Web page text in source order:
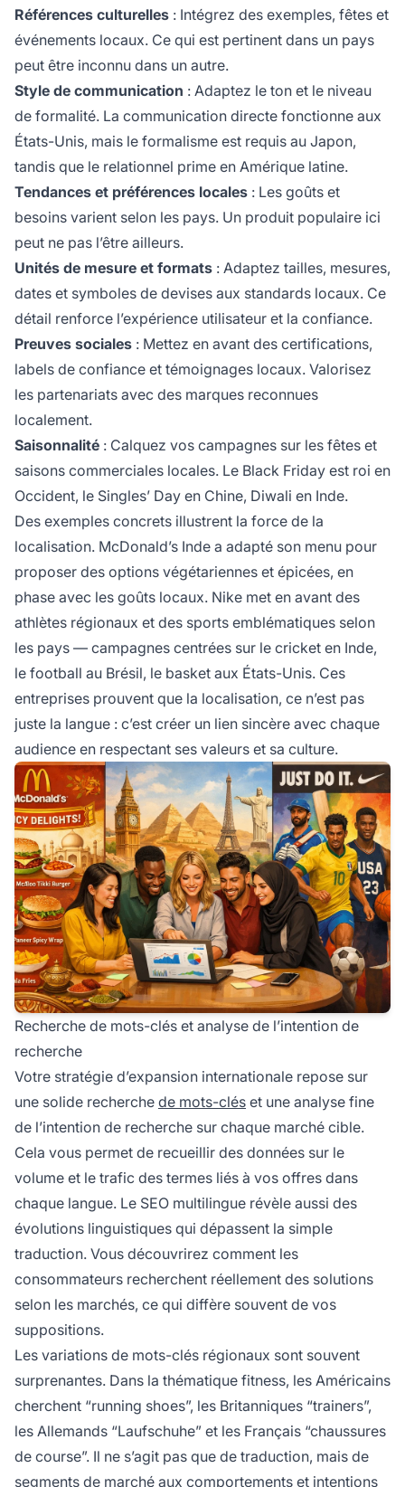
Références culturelles : Intégrez des exemples, fêtes et
événements locaux. Ce qui est pertinent dans un pays
peut être inconnu dans un autre.
Style de communication : Adaptez le ton et le niveau
de formalité. La communication directe fonctionne aux
États-Unis, mais le formalisme est requis au Japon,
tandis que le relationnel prime en Amérique latine.
Tendances et préférences locales : Les goûts et
besoins varient selon les pays. Un produit populaire ici
peut ne pas l’être ailleurs.
Unités de mesure et formats : Adaptez tailles, mesures,
dates et symboles de devises aux standards locaux. Ce
détail renforce l’expérience utilisateur et la confiance.
Preuves sociales : Mettez en avant des certifications,
labels de confiance et témoignages locaux. Valorisez
les partenariats avec des marques reconnues
localement.
Saisonnalité : Calquez vos campagnes sur les fêtes et
saisons commerciales locales. Le Black Friday est roi en
Occident, le Singles’ Day en Chine, Diwali en Inde.
Des exemples concrets illustrent la force de la
localisation. McDonald’s Inde a adapté son menu pour
proposer des options végétariennes et épicées, en
phase avec les goûts locaux. Nike met en avant des
athlètes régionaux et des sports emblématiques selon
les pays — campagnes centrées sur le cricket en Inde,
le football au Brésil, le basket aux États-Unis. Ces
entreprises prouvent que la localisation, ce n’est pas
juste la langue : c’est créer un lien sincère avec chaque
audience en respectant ses valeurs et sa culture.
Recherche de mots-clés et analyse de l’intention de
recherche
Votre stratégie d’expansion internationale repose sur
une solide recherche de mots-clés et une analyse fine
de l’intention de recherche sur chaque marché cible.
Cela vous permet de recueillir des données sur le
volume et le trafic des termes liés à vos offres dans
chaque langue. Le SEO multilingue révèle aussi des
évolutions linguistiques qui dépassent la simple
traduction. Vous découvrirez comment les
consommateurs recherchent réellement des solutions
selon les marchés, ce qui diffère souvent de vos
suppositions.
Les variations de mots-clés régionaux sont souvent
surprenantes. Dans la thématique fitness, les Américains
cherchent “running shoes”, les Britanniques “trainers”,
les Allemands “Laufschuhe” et les Français “chaussures
de course”. Il ne s’agit pas que de traduction, mais de
segments de marché aux comportements et intentions